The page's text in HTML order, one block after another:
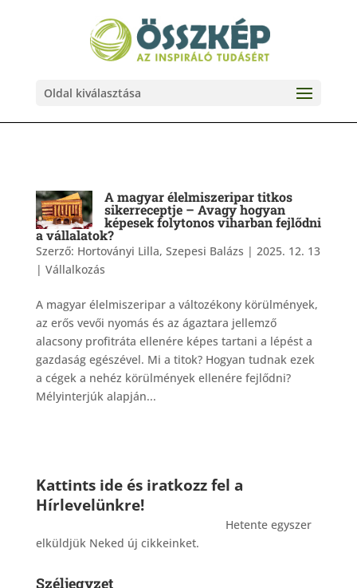
Oldal kiválasztása
A magyar élelmiszeripar titkos
sikerreceptje – Avagy hogyan
képesek folytonos viharban fejlődni
a vállalatok?
Szerző: Hortoványi Lilla, Szepesi Balázs | 2025. 12. 13
| Vállalkozás
A magyar élelmiszeripar a változékony körülmények,
az erős vevői nyomás és az ágaztara jellemző
alacsony profitráta ellenére képes tartani a lépést a
gazdaság egészével. Mi a titok? Hogyan tudnak ezek
a cégek a nehéz körülmények ellenére fejlődni?
Mélyinterjúk alapján...
Kattints ide és iratkozz fel a
Hírlevelünkre!
Hetente egyszer
elküldjük Neked új cikkeinket.
Széljegyzet